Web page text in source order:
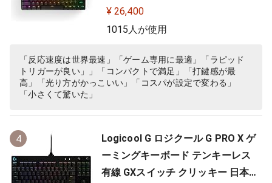
mniPointスイッチ 2ーinー1アクシ
ョンキー 搭載 64825 ブラック
¥ 26,400
1015人が使用
「反応速度は世界最速」「ゲーム専用に最適」「ラピッド
トリガーが良い」」「コンパクトで満足」「打鍵感が最
高」「光り方がかっこいい」「コスパが設定で変わる」
「小さくて驚いた」
4
Logicool G ロジクール G PRO X ゲ
ーミングキーボード テンキーレス
有線 GXスイッチ クリッキー 日本語